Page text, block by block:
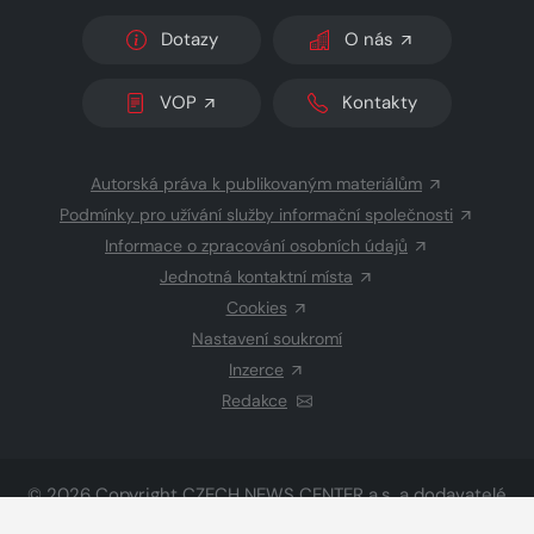
Dotazy O nás
VOP Kontakty
Autorská práva k publikovaným materiálům
Podmínky pro užívání služby informační společnosti
Informace o zpracování osobních údajů
Jednotná kontaktní místa
Cookies
Nastavení soukromí
Inzerce
Redakce
© 2026 CopyrightCZECH NEWS CENTER a.s.a dodavatelé